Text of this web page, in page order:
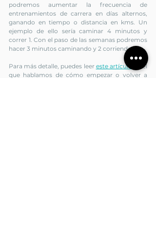
podremos aumentar la frecuencia de
entrenamientos de carrera en días alternos,
ganando en tiempo o distancia en kms. Un
ejemplo de ello sería caminar 4 minutos y
correr 1. Con el paso de las semanas podremos
hacer 3 minutos caminando y 2 corriendo.
Para más detalle, puedes leer este artículo
en el
que hablamos de cómo empezar o volver a